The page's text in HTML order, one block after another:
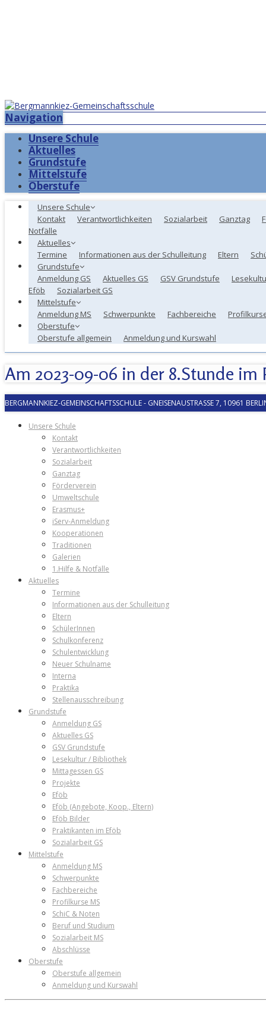
Navigation
Unsere Schule
Aktuelles
Grundstufe
Mittelstufe
Oberstufe
Unsere Schule
Kontakt
Verantwortlichkeiten Sozialarbeit Ganztag
Notfälle
Aktuelles
Termine
Informationen aus der Schulleitung Eltern
Grundstufe
Anmeldung GS
Aktuelles GS GSV Grundstufe
Eföb
Sozialarbeit GS
Mittelstufe
Anmeldung MS
Schwerpunkte Fachbereiche
Oberstufe
Oberstufe allgemein
Anmeldung und Kurswahl
Am 2023-09-06 in der 8.Stunde im
BERGMANNKIEZ-GEMEINSCHAFTSSCHULE- GNEISENAUSTRASSE 7, 10961 BERLIN
Unsere Schule
Kontakt
Verantwortlichkeiten
Sozialarbeit
Ganztag
Förderverein
Umweltschule
Erasmus+
iServ-Anmeldung
Kooperationen
Traditionen
Galerien
1.Hilfe & Notfälle
Aktuelles
Termine
Informationen aus der Schulleitung
Eltern
SchülerInnen
Schulkonferenz
Schulentwicklung
Neuer Schulname
Interna
Praktika
Stellenausschreibung
Grundstufe
Anmeldung GS
Aktuelles GS
GSV Grundstufe
Lesekultur / Bibliothek
Mittagessen GS
Projekte
Eföb
Eföb (Angebote, Koop., Eltern)
Eföb Bilder
Praktikanten im Eföb
Sozialarbeit GS
Mittelstufe
Anmeldung MS
Schwerpunkte
Fachbereiche
Profilkurse MS
SchiC & Noten
Beruf und Studium
Sozialarbeit MS
Abschlüsse
Oberstufe
Oberstufe allgemein
Anmeldung und Kurswahl